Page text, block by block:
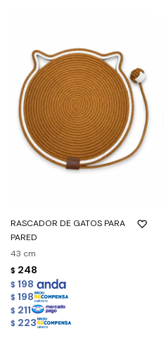
RASCADOR DE GATOS PARA
PARED
43 cm
$ 248
$ 198
$ 198
$ 211
$ 223